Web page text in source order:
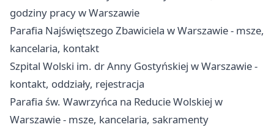
godziny pracy w Warszawie
Parafia Najświętszego Zbawiciela w Warszawie - msze,
kancelaria, kontakt
Szpital Wolski im. dr Anny Gostyńskiej w Warszawie -
kontakt, oddziały, rejestracja
Parafia św. Wawrzyńca na Reducie Wolskiej w
Warszawie - msze, kancelaria, sakramenty